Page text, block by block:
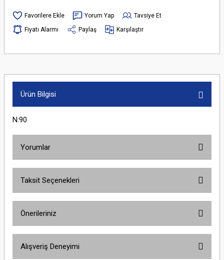
Yorum Yap
Tavsiye Et
Fiyatı Alarmı
Paylaş Karşılaştır
Ürün Bilgisi
N:90
Yorumlar
Taksit Seçenekleri
Önerileriniz
yetersiz gördüğünüz noktaları öneri formunu kullanarak tarafımıza
Alışveriş Deneyimi